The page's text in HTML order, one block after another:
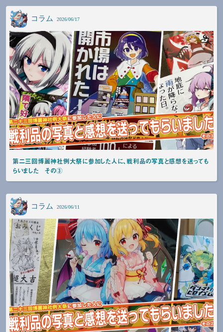
コラム 2026/06/17
第二三回博麗神社例大祭に参加した人に、戦利品の写真と感想を送っても
らいました その③
コラム 2026/06/11